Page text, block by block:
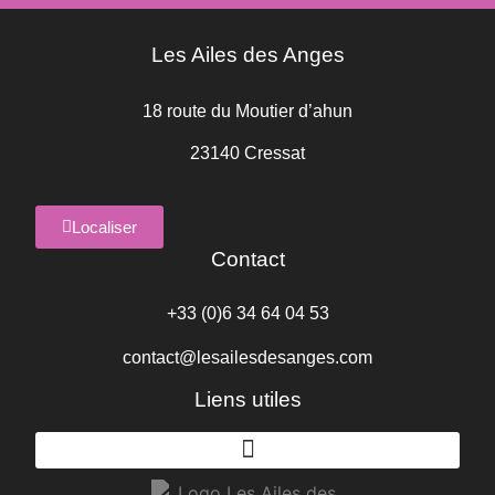
Les Ailes des Anges
18 route du Moutier d’ahun
23140 Cressat
Localiser
Contact
+33 (0)6 34 64 04 53
contact@lesailesdesanges.com
Liens utiles